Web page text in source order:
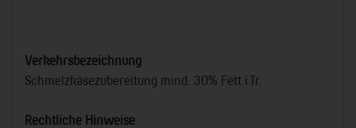
Verkehrsbezeichnung
Schmelzkäsezubereitung mind. 30% Fett i.Tr.
Rechtliche Hinweise